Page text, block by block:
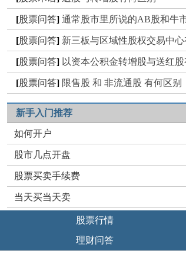
[股票问答] 通常股市里所说的AB股和牛
[股票问答] 新三板与区域性股权交易中心
[股票问答] 以资本公积金转增股与送红
[股票问答] 限售股 和 非流通股 有何区别
新手入门推荐
如何开户
股市几点开盘
股票买卖手续费
当天买当天卖
股票行情
理财问答